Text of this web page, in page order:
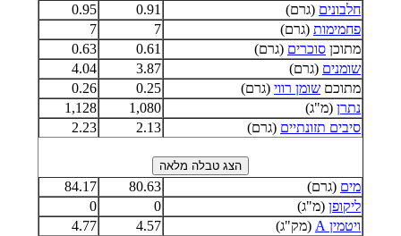
חלבונים (גרם) 0.91
0.95
פחמימות (גרם) 7
7
מתוכן סוכרים (גרם) 0.61
0.63
שומנים (גרם) 3.87
4.04
מתוכם שומן רווי (גרם) 0.25
0.26
נתרן (מ"ג) 1,080
1,128
סיבים תזונתיים (גרם) 2.13
2.23
מים (גרם) 80.63
84.17
ליקופן (מ"ג) 0
0
ויטמין A
(מק"ג) 4.57
4.77